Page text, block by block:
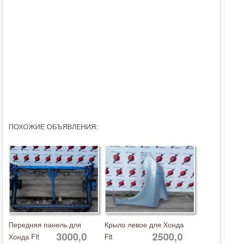
ПОХОЖИЕ ОБЪЯВЛЕНИЯ:
Передняя панель для
Хонда Fit
3000,0
Крыло левое для Хонда
Fit
2500,0